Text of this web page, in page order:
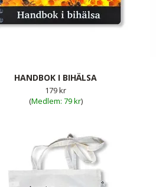
HANDBOK I BIHÄLSA
179 kr
(
79 kr)